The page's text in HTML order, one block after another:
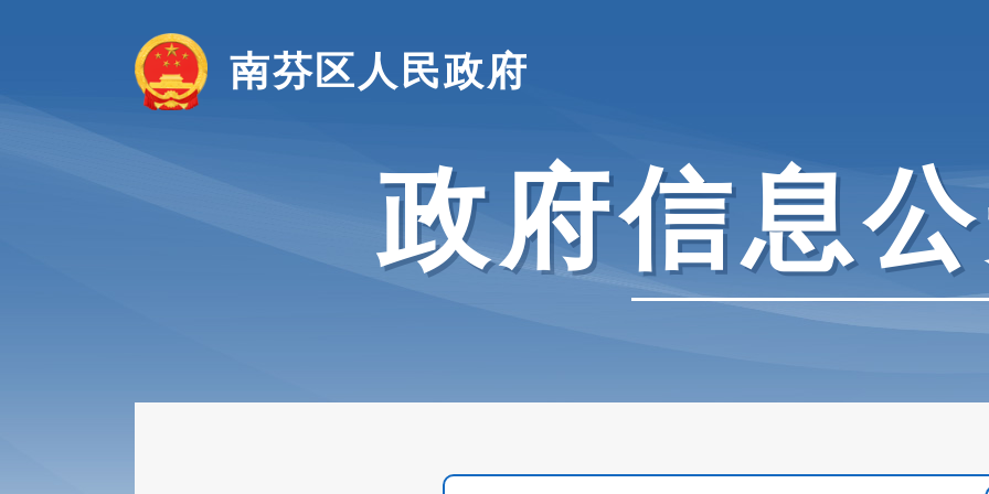
南芬区人民政府
政府信息